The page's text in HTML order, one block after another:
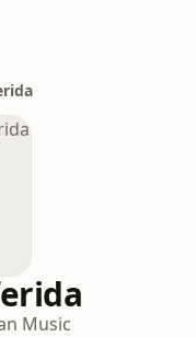
Music